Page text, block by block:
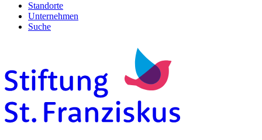
Standorte
Unternehmen
Suche